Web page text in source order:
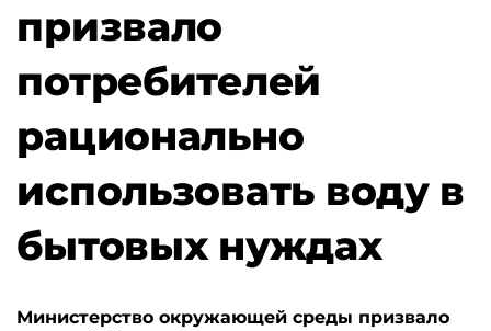
призвало
потребителей
рационально
использовать воду в
бытовых нуждах
Министерство окружающей среды призвало